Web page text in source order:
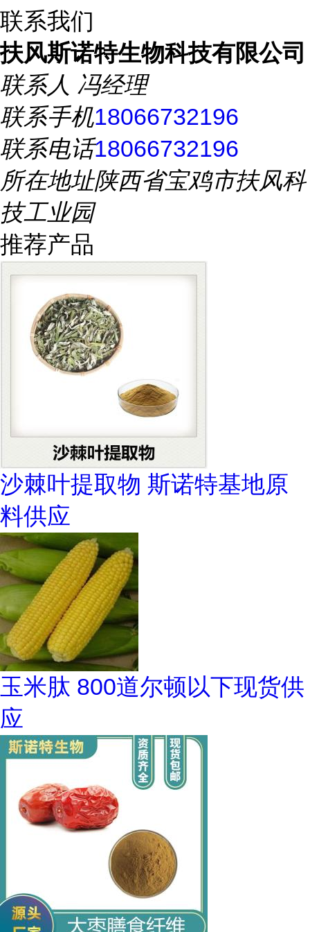
联系我们
扶风斯诺特生物科技有限公司
联系人 冯经理
联系手机18066732196
联系电话18066732196
所在地址陕西省宝鸡市扶风科
技工业园
推荐产品
沙棘叶提取物 斯诺特基地原
料供应
玉米肽 800道尔顿以下现货供
应